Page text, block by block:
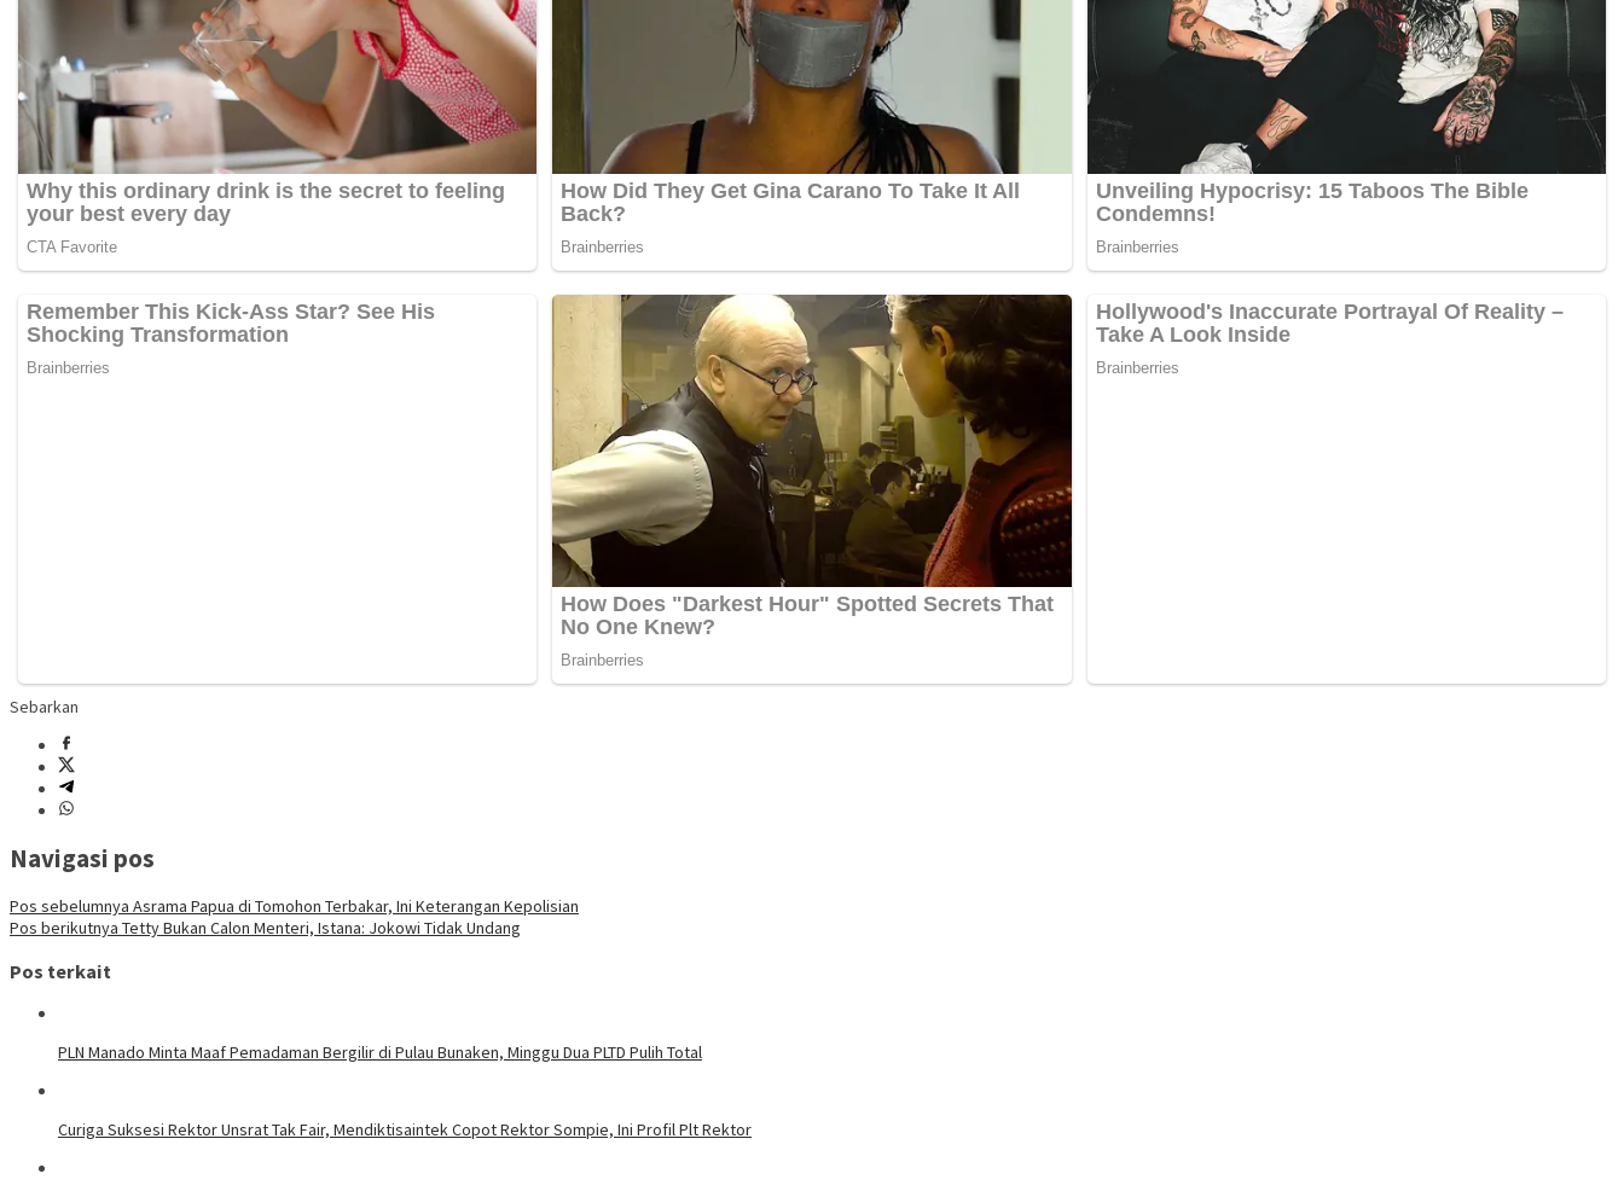
Sebarkan
Navigasi pos
Pos sebelumnya Asrama Papua di Tomohon Terbakar, Ini Keterangan Kepolisian
Pos berikutnya Tetty Bukan Calon Menteri, Istana: Jokowi Tidak Undang
Pos terkait
PLN Manado Minta Maaf Pemadaman Bergilir di Pulau Bunaken, Minggu Dua PLTD Pulih Total
Curiga Suksesi Rektor Unsrat Tak Fair, Mendiktisaintek Copot Rektor Sompie, Ini Profil Plt Rektor